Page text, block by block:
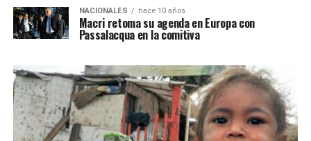
NACIONALES hace 10 años
Macri retoma su agenda en Europa con
Passalacqua en la comitiva